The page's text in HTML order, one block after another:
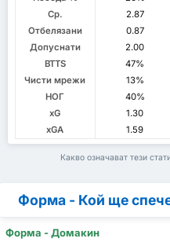
Ср.
2.87
Отбелязани
0.87
Допуснати
2.00
BTTS
47%
Чисти мрежи
13%
НОГ
40%
xG
1.30
xGA
1.59
Какво означават тези
Форма - Кой ще
Форма - Домакин